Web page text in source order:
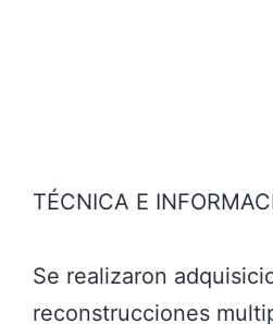
TÉCNICA E
Se realizaron
reconstrucciones